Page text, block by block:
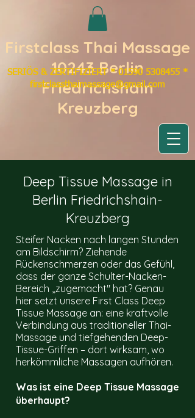
Firstclass Thai Massage
10243 Berlin
Friedrichshain
Kreuzberg
SERIÖS & ZERTIFIZIERT​*01590 5308455 *
firstclassthaimassage@gmail.com
Deep Tissue Massage in
Berlin Friedrichshain-
Kreuzberg
Steifer Nacken nach langen Stunden
am Bildschirm? Ziehende
Rückenschmerzen oder das Gefühl,
dass der ganze Schulter-Nacken-
Bereich „zugemacht" hat? Genau
hier setzt unsere First Class Deep
Tissue Massage an: eine kraftvolle
Verbindung aus traditioneller Thai-
Massage und tiefgehenden Deep-
Tissue-Griffen – dort wirksam, wo
herkömmliche Massagen aufhören.
Was ist eine Deep Tissue Massage
überhaupt?